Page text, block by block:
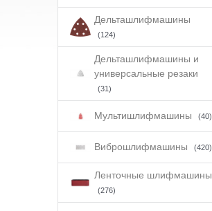
Дельташлифмашины
(124)
Дельташлифмашины и
универсальные резаки
(31)
Мультишлифмашины (40)
Виброшлифмашины (420)
Ленточные шлифмашины
(276)